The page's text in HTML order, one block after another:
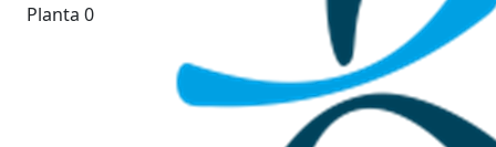
Planta 0